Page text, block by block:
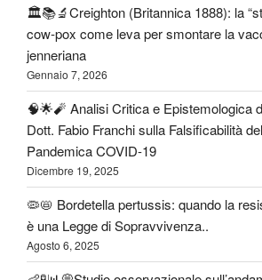
🏛️📚🔬Creighton (Britannica 1888): la
cow-pox come leva per smontare la
jenneriana
Gennaio 7, 2026
🧠🌟🧨 Analisi Critica e Epistemologica
Dott. Fabio Franchi sulla Falsificabilità
Pandemica COVID-19
Dicembre 19, 2025
🦠📛 Bordetella pertussis: quando la
è una Legge di Sopravvivenza..
Agosto 6, 2025